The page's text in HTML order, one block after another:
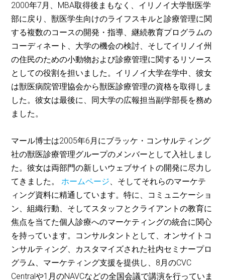
2000年7月、MBA取得後まもなく、イリノイ大学獣医学
部に戻り、獣医学生向けのライフスキルと診療管理に関
する複数のコースの開発・指導、継続教育プログラムの
コーディネート、大学の機会の検討、そしてイリノイ州
の住民のための小動物および診療管理に関するリソース
としての役割を担いました。イリノイ大学在学中、彼女
は獣医病院管理協会から獣医診療管理の資格を取得しま
した。彼女は最後に、同大学の広報担当副学部長を務め
ました。
マール博士は2005年6月にブラッケ・コンサルティング
社の獣医診療管理グループのメンバーとして入社しまし
た。彼女は両部門の新しいウェブサイトの開発に尽力し
てきました。ホームページ、そしてそれらのマーケテ
ィング資料に精通しています。特に、コミュニケーショ
ン、組織行動、そしてスタッフとクライアントの教育に
焦点を当てた個人診療へのマーケティングの統合に関心
を持っています。コンサルタントとして、オンサイトコ
ンサルティング、カスタマイズされた社内セミナープロ
グラム、マーケティング支援を提供し、8月のCVC
Centralや1月のNAVCなどの全国会議で講演を行っていま